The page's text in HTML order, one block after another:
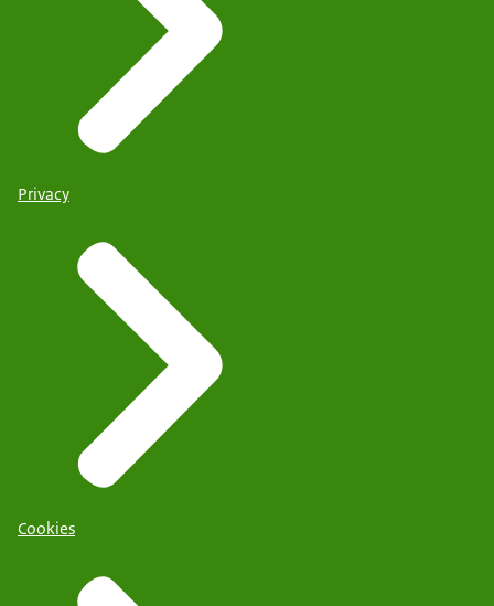
Privacy
Cookies